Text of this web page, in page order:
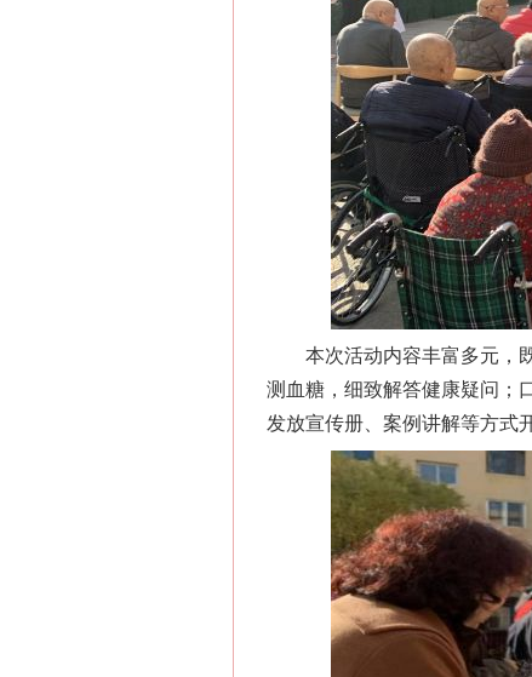
本次活动内容丰富多元，既
测血糖，细致解答健康疑问；
发放宣传册、案例讲解等方式